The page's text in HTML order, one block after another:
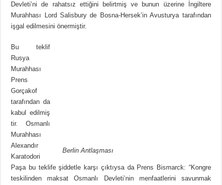
Devleti’ni de rahatsız ettiğini belirtmiş ve bunun üzerine İngiltere
Murahhası Lord Salisbury de Bosna-Hersek’in Avusturya tarafından
işgal edilmesini önermiştir.
Berlin Antlaşması
Bu teklif
Rusya
Murahhası
Prens
Gorçakof
tarafından da
kabul edilmiş
tir. Osmanlı
Murahhası
Alexandır
Karatodori
Paşa bu teklife şiddetle karşı çıktıysa da Prens Bismarck: “Kongre
teskilinden maksat Osmanlı Devleti’nin menfaatlerini savunmak